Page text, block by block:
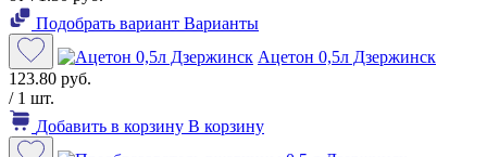
Подобрать вариант Варианты
Ацетон 0,5л Дзержинск
123.80 руб.
/ 1 шт.
Добавить в корзину В корзину